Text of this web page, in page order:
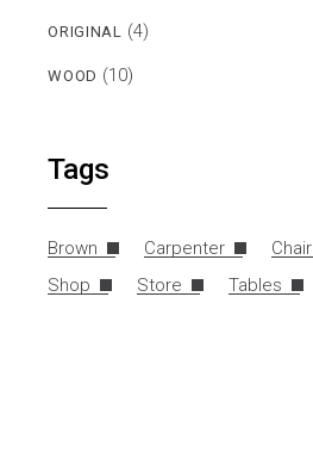
ORIGINAL (4)
WOOD (10)
Tags
Brown Carpenter Chair
Shop
Store Tables